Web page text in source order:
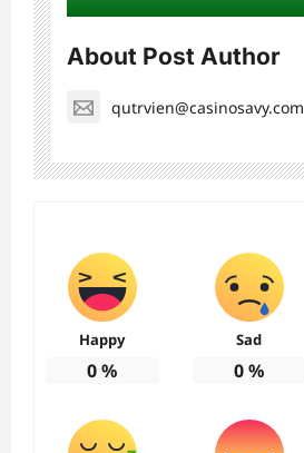
About Post Author
qutrvien@casinosavy.com
Happy
0%
Sad
0%